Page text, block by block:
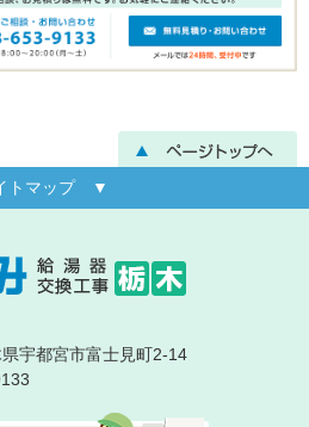
トマップ ▼
宇都宮市富士見町2-14